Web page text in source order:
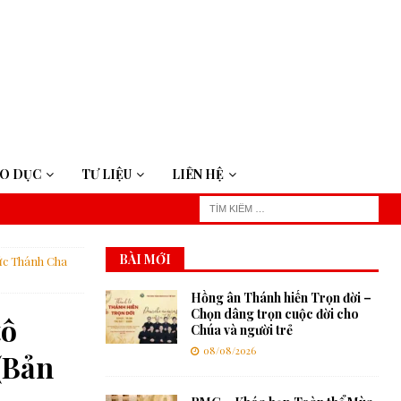
DỤC TƯ LIỆU LIÊN HỆ
Thánh Cha
BÀI MỚI
Hồng ân Thánh hiến Trọn đời –
Chọn dâng trọn cuộc đời cho
Chúa và người trẻ
08/08/2026